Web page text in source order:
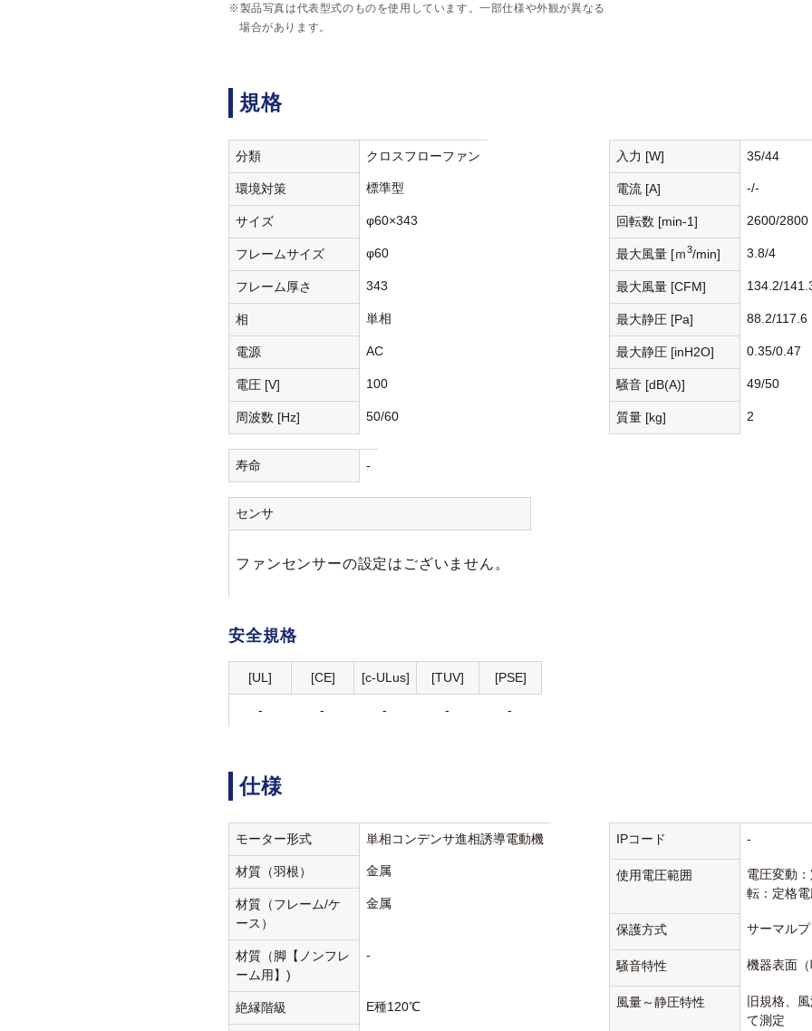
※製品写真は代表型式のものを使用しています。一部仕様や外観が異なる
場合があります。
規格
分類 クロスフローファン
環境対策 標準型
サイズ φ60×343
フレームサイズ φ60
フレーム厚さ 343
相 単相
電源 AC
電圧 [V] 100
周波数 [Hz] 50/60
入力 [W] 35/44
電流 [A] -/-
回転数 [min-1] 2600/2800
最大風量 [ｍ3/min] 3.8/4
最大風量 [CFM] 134.2/
最大静圧 [Pa] 88.2/117.6
最大静圧 [inH2O] 0.35/0.47
騒音 [dB(A)] 49/50
質量 [kg] 2
寿命 -
センサ
ファンセンサーの設定はございません。
安全規格
[UL] [CE] [c-ULus] [TUV] [PSE]
- - - - -
仕様
モーター形式 単相コンデンサ進相誘導電動機
材質（羽根） 金属
材質（フレーム/ケ
ース）
金属
材質（脚【ノンフレ
ーム用】)
-
絶縁階級 E種120℃
IPコード -
使用電圧範囲
電圧変動
転：定格
保護方式 サーマル
騒音特性 機器表面
風量～静圧特性
旧規格、
て測定